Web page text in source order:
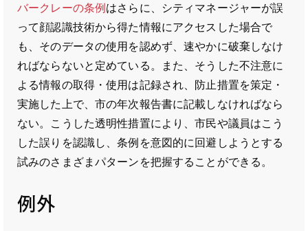
バークレーの条例はさらに、シティマネージャーが誤
って顔認識技術から得た情報にアクセスした場合で
も、そのデータの使用を認めず、速やかに破棄しなけ
ればならないと定めている。また、そうした不注意に
よる情報の取得・使用は記録され、防止措置を策定・
実施した上で、市の年次報告書に記載しなければなら
ない。こうした透明性措置により、市民や議員はこう
した誤りを認識し、条例を意図的に回避しようとする
試みのさまざまパターンを把握することができる。
例外